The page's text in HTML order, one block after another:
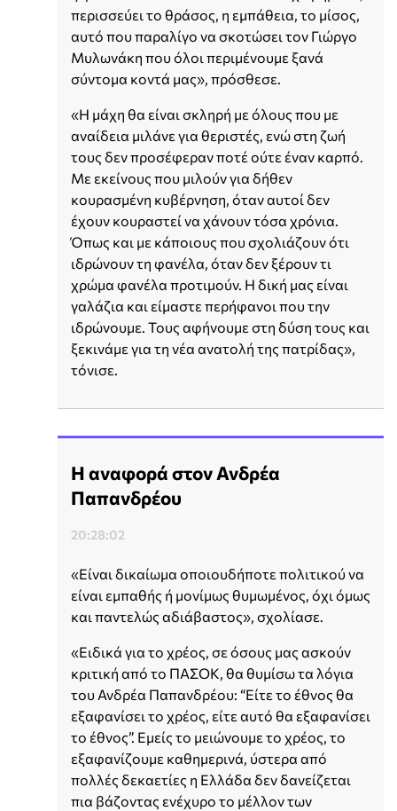
περισσεύει το θράσος, η εμπάθεια, το μίσος,
αυτό που παραλίγο να σκοτώσει τον Γιώργο
Μυλωνάκη που όλοι περιμένουμε ξανά
σύντομα κοντά μας», πρόσθεσε.
«Η μάχη θα είναι σκληρή με όλους που με
αναίδεια μιλάνε για θεριστές, ενώ στη ζωή
τους δεν προσέφεραν ποτέ ούτε έναν καρπό.
Με εκείνους που μιλούν για δήθεν
κουρασμένη κυβέρνηση, όταν αυτοί δεν
έχουν κουραστεί να χάνουν τόσα χρόνια.
Όπως και με κάποιους που σχολιάζουν ότι
ιδρώνουν τη φανέλα, όταν δεν ξέρουν τι
χρώμα φανέλα προτιμούν. Η δική μας είναι
γαλάζια και είμαστε περήφανοι που την
ιδρώνουμε. Τους αφήνουμε στη δύση τους και
ξεκινάμε για τη νέα ανατολή της πατρίδας»,
τόνισε.
Η αναφορά στον Ανδρέα
Παπανδρέου
20:28:02
«Είναι δικαίωμα οποιουδήποτε πολιτικού να
είναι εμπαθής ή μονίμως θυμωμένος, όχι όμως
και παντελώς αδιάβαστος», σχολίασε.
«Ειδικά για το χρέος, σε όσους μας ασκούν
κριτική από το ΠΑΣΟΚ, θα θυμίσω τα λόγια
του Ανδρέα Παπανδρέου: “Είτε το έθνος θα
εξαφανίσει το χρέος, είτε αυτό θα εξαφανίσει
το έθνος”. Εμείς το μειώνουμε το χρέος, το
εξαφανίζουμε καθημερινά, ύστερα από
πολλές δεκαετίες η Ελλάδα δεν δανείζεται
πια βάζοντας ενέχυρο το μέλλον των